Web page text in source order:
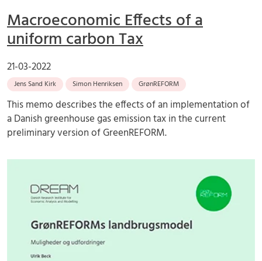
Macroeconomic Effects of a
uniform carbon Tax
21-03-2022
Jens Sand Kirk Simon Henriksen GrønREFORM
This memo describes the effects of an implementation of
a Danish greenhouse gas emission tax in the current
preliminary version of GreenREFORM.